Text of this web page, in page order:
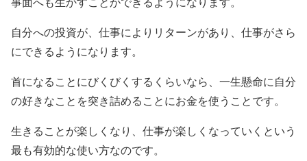
事面へも生かすことができるようになります。
自分への投資が、仕事によりリターンがあり、仕事がさら
にできるようになります。
首になることにびくびくするくらいなら、一生懸命に自分
の好きなことを突き詰めることにお金を使うことです。
生きることが楽しくなり、仕事が楽しくなっていくという
最も有効的な使い方なのです。